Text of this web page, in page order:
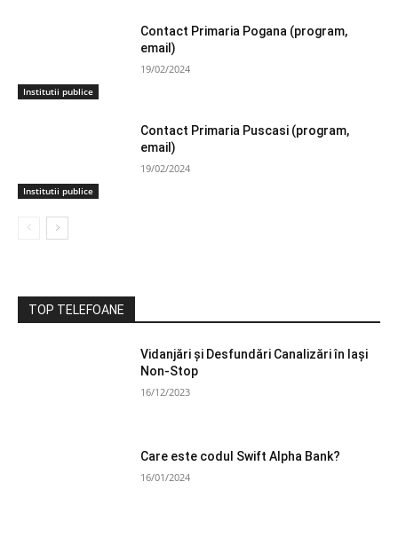
Institutii publice
Contact Primaria Pogana (program,
email)
19/02/2024
Institutii publice
Contact Primaria Puscasi (program,
email)
19/02/2024
TOP TELEFOANE
Vidanjări și Desfundări Canalizări în Iași
Non-Stop
16/12/2023
Care este codul Swift Alpha Bank?
16/01/2024